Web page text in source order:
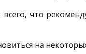
что
на